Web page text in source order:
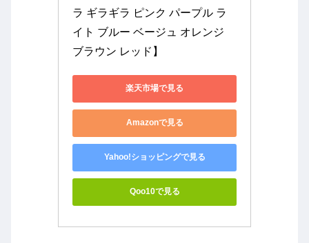
ラ ギラギラ ピンク パープル ラ
イト ブルー ベージュ オレンジ
ブラウン レッド】
楽天市場で見る
Amazonで見る
Yahoo!ショッピングで見る
Qoo10で見る